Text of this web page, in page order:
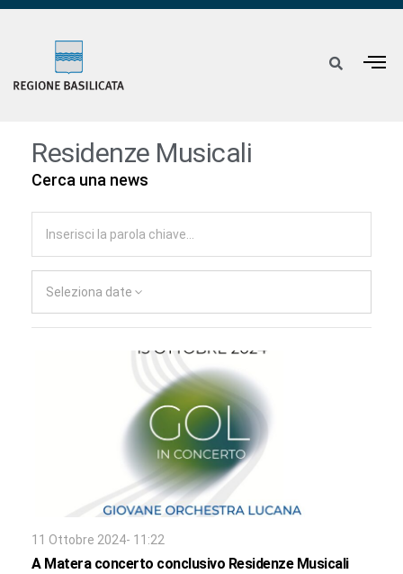
Residenze Musicali
Cerca una news
Seleziona date
11 Ottobre 2024- 11:22
A Matera concerto conclusivo Residenze Musicali